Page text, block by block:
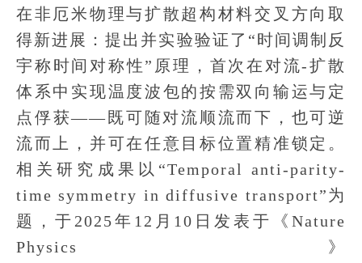
在非厄米物理与扩散超构材料交叉方向取
得新进展：提出并实验验证了“时间调制反
宇称时间对称性”原理，首次在对流-扩散
体系中实现温度波包的按需双向输运与定
点俘获——既可随对流顺流而下，也可逆
流而上，并可在任意目标位置精准锁定。
相关研究成果以“Temporal anti-parity-
time symmetry in diffusive transport”为
题，于2025年12月10日发表于《Nature
Physics》